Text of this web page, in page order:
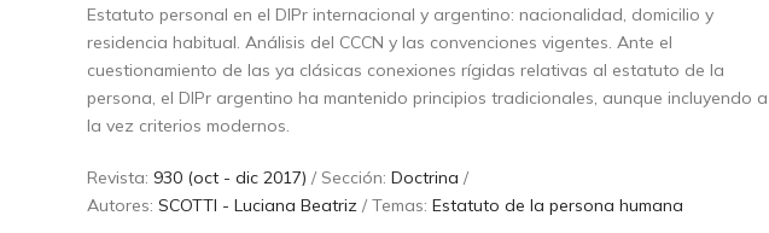
Estatuto personal en el DIPr internacional y argentino: nacionalidad, domicilio y
residencia habitual. Análisis del CCCN y las convenciones vigentes. Ante el
cuestionamiento de las ya clásicas conexiones rígidas relativas al estatuto de la
persona, el DIPr argentino ha mantenido principios tradicionales, aunque incluyendo a
la vez criterios modernos.
Revista: 930 (oct - dic 2017) / Sección: Doctrina /
Autores: SCOTTI - Luciana Beatriz / Temas: Estatuto de la persona humana